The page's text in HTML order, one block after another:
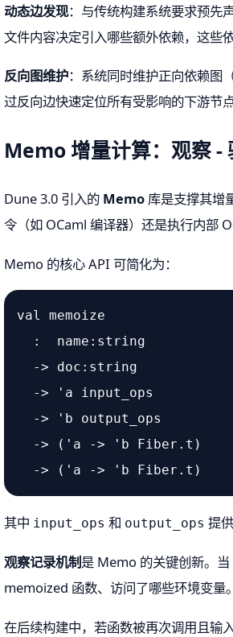
动态边发现：与传统构建系统要求预先
文件内容决定引入哪些额外依赖，这些
反向图维护：系统同时维护正向依赖
过反向边快速定位所有受影响的下游节
Memo 增量计算：观察 -
Dune 3.0 引入的 Memo 库是支撑其增
令（如 OCaml 编译器）还是执行内部
Memo 的核心 API 可简化为：
val memoize
  :  name:string
  -> doc:string
  -> 'a input_ops
  -> 'b output_ops
  -> ('a -> 'b Fiber.t)
其中 input_ops 和 output_ops 提
观察记录机制是 Memo 的关键创新。
memoized 函数、访问了哪些环境变量
在后续构建中，若函数被再次调用且输